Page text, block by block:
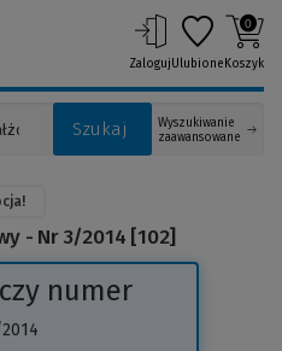
Szukaj
Wyszukiwanie
zaawansowane
ZalogujUlubione
0
Koszyk
- Nr 3/2014 [102]
numer